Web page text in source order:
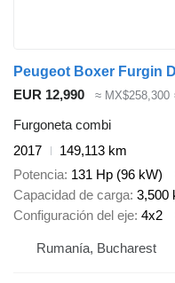
EUR 12,990 ≈ MX$258,300
Furgoneta combi
2017
149,113 km
Potencia 131 Hp (96 kW)
Capacidad de carga 3,500
Configuración del eje 4x2
Rumanía, Bucharest